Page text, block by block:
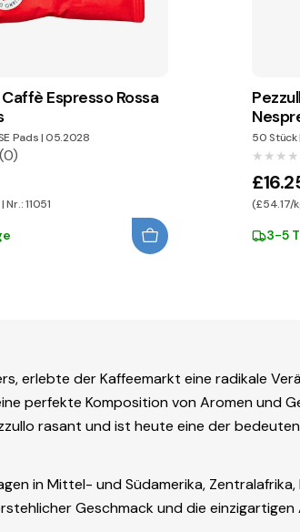
Espresso Rossa
Pads|05.2028
(0)
11051
50 Stück|
(£54.17/
3-5
erlebte der Kaffeemarkt eine radikale
perfekte Komposition von Aromen und
rasant und ist heute eine der
in Mittel- und Südamerika,
Geschmack und die